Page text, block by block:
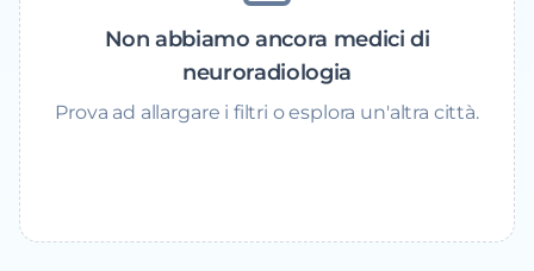
Non abbiamo ancora medici di
neuroradiologia
Prova ad allargare i filtri o esplora un'altra città.